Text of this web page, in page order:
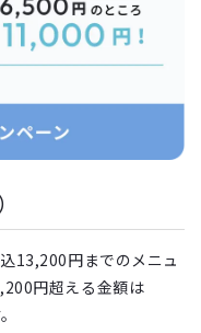
13,200円までのメニュ
円超える金額は